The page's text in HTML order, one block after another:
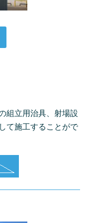
組立用治具、射場設
て施工することがで